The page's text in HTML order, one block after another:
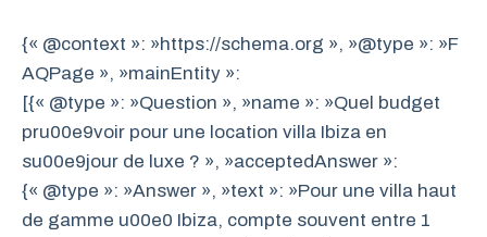
{« @context »: »https://schema.org », »@type »: »F
AQPage », »mainEntity »:
[{« @type »: »Question », »name »: »Quel budget
pru00e9voir pour une location villa Ibiza en
su00e9jour de luxe ? », »acceptedAnswer »:
{« @type »: »Answer », »text »: »Pour une villa haut
de gamme u00e0 Ibiza, compte souvent entre 1